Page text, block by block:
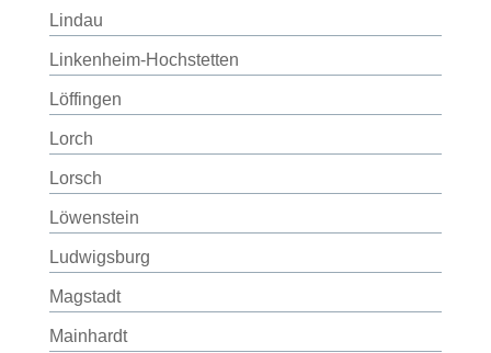
Lindau
Linkenheim-Hochstetten
Löffingen
Lorch
Lorsch
Löwenstein
Ludwigsburg
Magstadt
Mainhardt